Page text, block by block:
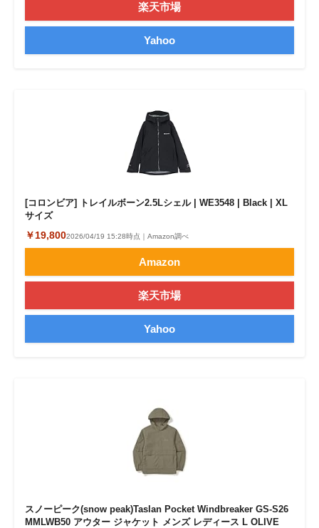
楽天市場
Yahoo
[コロンビア] トレイルボーン2.5Lシェル | WE3548 | Black | XL
サイズ
￥19,8002026/04/19 15:28時点｜Amazon調べ
Amazon
楽天市場
Yahoo
スノーピーク(snow peak)Taslan Pocket Windbreaker GS-S26
MMLWB50 アウター ジャケット メンズ レディース L OLIVE